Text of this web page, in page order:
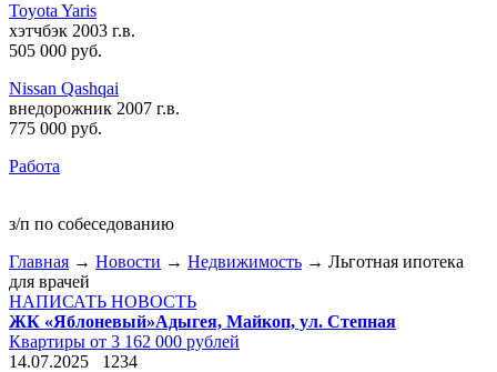
Toyota Yaris
хэтчбэк 2003 г.в.
505 000 руб.
Nissan Qashqai
внедорожник 2007 г.в.
775 000 руб.
Работа
з/п по собеседованию
Главная → Новости → Недвижимость → Льготная ипотека
для врачей
НАПИСАТЬ НОВОСТЬ
ЖК «Яблоневый»Адыгея, Майкоп, ул. Степная
Квартиры от 3 162 000 рублей
14.07.2025
1234